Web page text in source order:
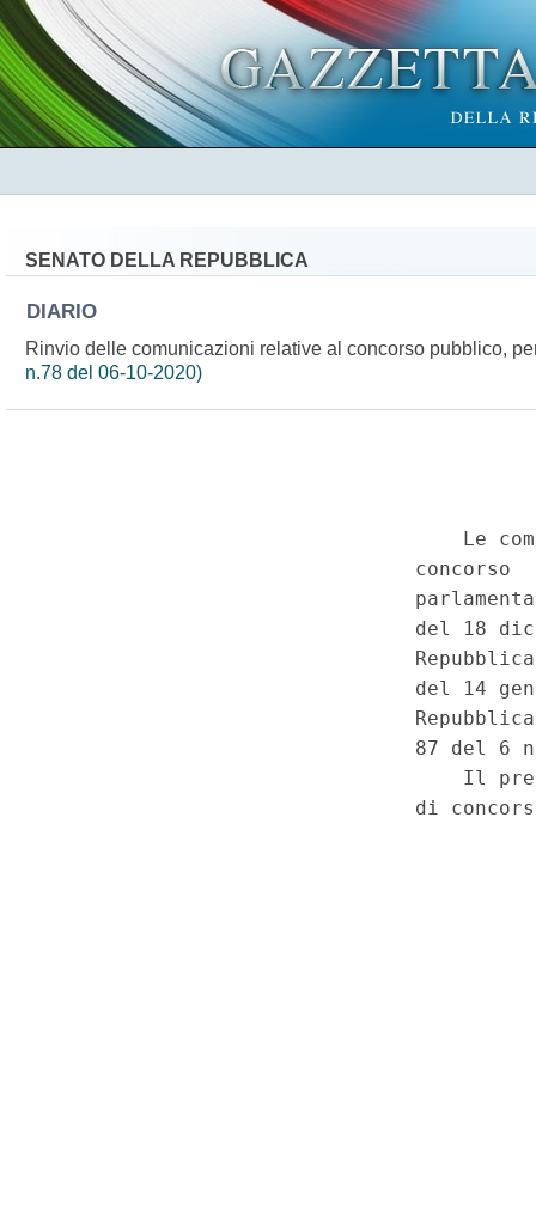
SENATO DELLA REPUBBLICA
DIARIO
Rinvio delle comunicazioni relative al concorso pubblico,
n.78 del 06-10-2020)